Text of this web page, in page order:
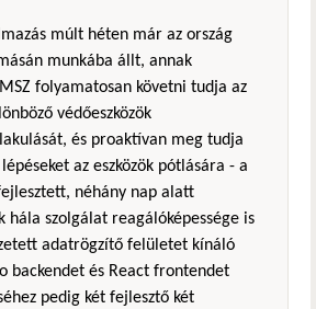
múlt héten már az ország
munkába állt, annak
folyamatosan követni tudja az
védőeszközök
és proaktívan meg tudja
az eszközök pótlására - a
néhány nap alatt
hála szolgálat reagálóképessége is
adatrögzítő felületet kínáló
backendet és React frontendet
pedig két fejlesztő két